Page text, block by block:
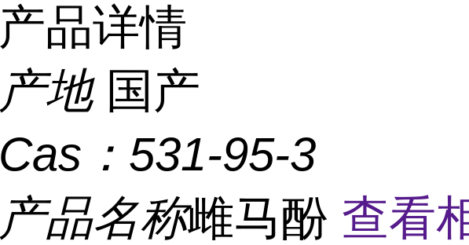
产品详情
产地 国产
Cas： 531-95-3
产品名称雌马酚 查看